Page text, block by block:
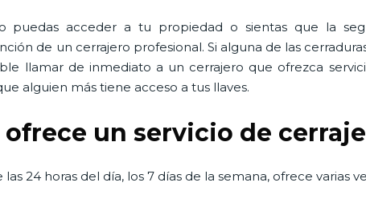
puedas acceder a tu propiedad o sientas que la
de un cerrajero profesional. Si alguna de las
llamar de inmediato a un cerrajero que ofrezca
alguien más tiene acceso a tus llaves.
ofrece un servicio de
24 horas del día, los 7 días de la semana, ofrece varias